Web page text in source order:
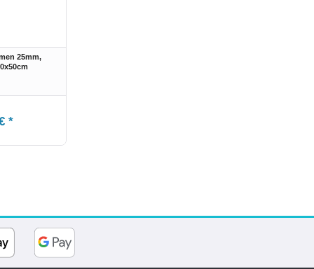
25mm,
*